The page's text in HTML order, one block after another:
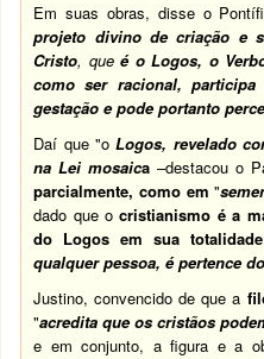
Em suas obras, disse o
projeto divino de criação e
Cristo, queé o Logos, o
como ser racional,
gestação e pode portanto
Daí que "o Logos, revelado
na Lei mosaica –destacou o
parcialmente, como em "
dado que o cristianismo é a
do Logos em sua totalidade
qualquer pessoa, é pertence
Justino, convencido de que a
"acredita que os cristãos
e em conjunto, a figura e a